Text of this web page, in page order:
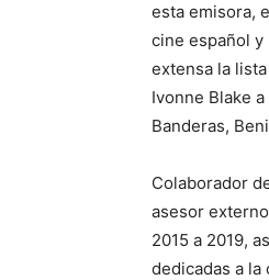
esta emisora,
cine español y
extensa la
Ivonne Blake
Banderas,
Colaborador
asesor
2015 a 2019,
dedicadas a